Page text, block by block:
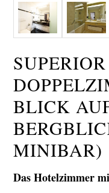
SUPERIOR
BLICK
MINIBAR)
Das Hotelzimmer